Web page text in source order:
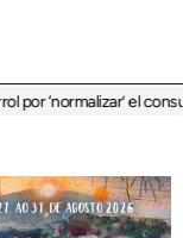
el consumo